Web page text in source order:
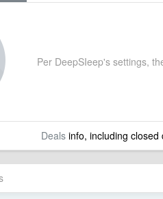
Per DeepSIeep's settings,
Dealsinfo, including closed